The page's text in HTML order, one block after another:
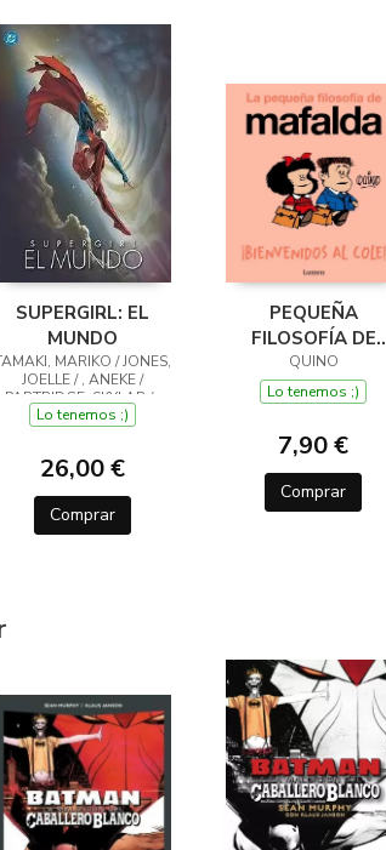
SUPERGIRL: EL
MUNDO
MARIKO / JONES,
JOELLE / , ANEKE /
PARTRIDGE, SKYLAR / ,
VVAA
Lo tenemos ;)
26,00 €
Comprar
PEQUEÑA
FILOSOFÍA DE
MAFALDA
¡BIENVENIDOS AL
QUINO
Lo tenemos ;)
7,90 €
Comprar